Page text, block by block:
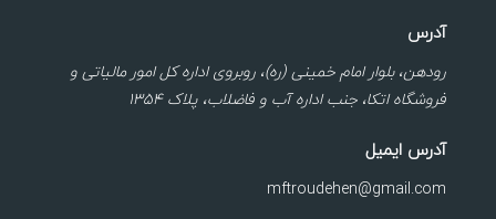
آدرس
رودهن، بلوار امام خمینی (ره)، روبروی اداره کل امور مالیاتی و
فروشگاه اتکا، جنب اداره آب و فاضلاب، پلاک ۱۳۵۴
آدرس ایمیل
mftroudehen@gmail.com